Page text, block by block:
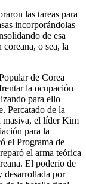
las tareas para
incorporándolas
de esa
coreana, o sea, la
de Corea
la ocupación
para ello
Percatado de la
masiva, el líder Kim
para la
el Programa de
el arma teórica
El poderío de
desarrollada por